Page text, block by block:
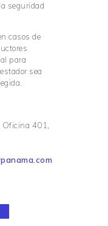
seguridad
casos de
para
sea
Oficina 401,